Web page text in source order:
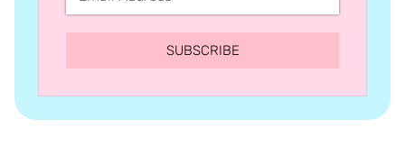
SUBSCRIBE